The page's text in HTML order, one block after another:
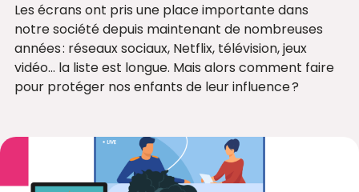
Les écrans ont pris une place importante dans
notre société depuis maintenant de nombreuses
années : réseaux sociaux, Netflix, télévision, jeux
vidéo… la liste est longue. Mais alors comment faire
pour protéger nos enfants de leur influence ?